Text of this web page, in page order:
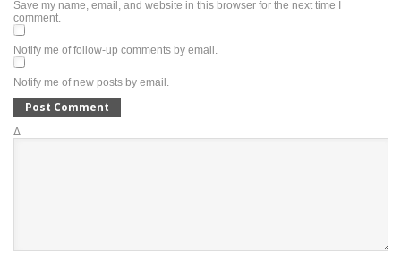
Save my name, email, and website in this browser for the next time I
comment.
Notify me of follow-up comments by email.
Notify me of new posts by email.
Δ